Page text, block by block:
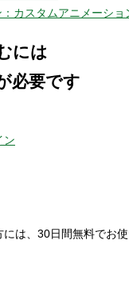
カスタムアニメーショ
には
必要です
ン
は、30日間無料でお